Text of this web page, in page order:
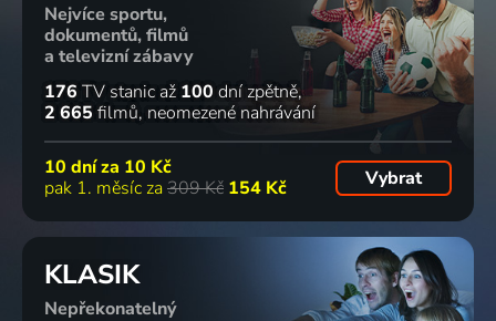
Nejvíce sportu,
dokumentů, filmů
a televizní zábavy
176 TV stanic až 100 dní zpětně
2 665 filmů neomezené nahrávání
10 dní za 10 Kč
pak 1. měsíc za 309 Kč 154 Kč Vybrat
KLASIK
Nepřekonatelný